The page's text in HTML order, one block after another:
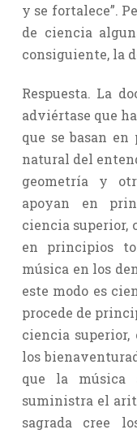
y se fortalece”.
de ciencia
consiguiente, la
Respuesta. La
adviértase que
que se basan
natural del
geometría y
apoyan en
ciencia superior,
en principios
música en los
este modo es
procede de
ciencia
los
que la música
suministra el
sagrada cree